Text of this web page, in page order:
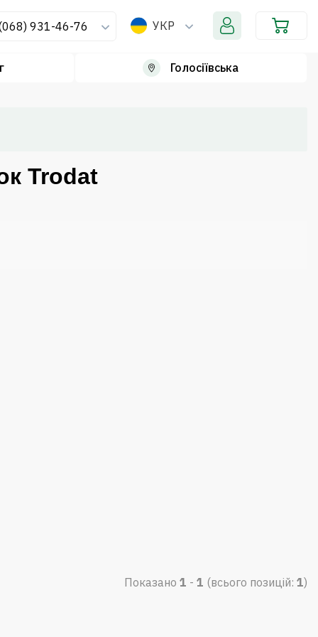
931-46-76 УКР
Голосіївська
Trodat
Показано 1 - 1 (всього позицій: 1)